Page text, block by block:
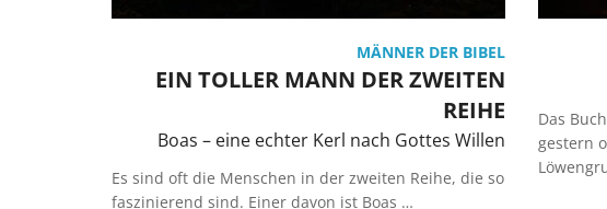
MÄNNER DER BIBEL
EIN TOLLER MANN DER ZWEITEN
REIHE
Boas – eine echter Kerl nach Gottes Willen
Es sind oft die Menschen in der zweiten Reihe, die so
faszinierend sind. Einer davon ist Boas …
Das
gestern